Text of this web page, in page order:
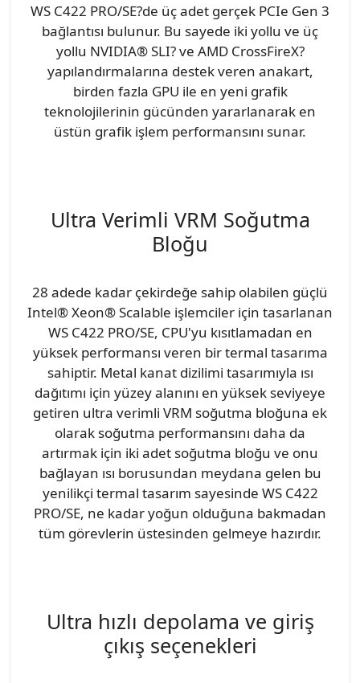
WS C422 PRO/SE?de üç adet gerçek PCIe Gen 3
bağlantısı bulunur. Bu sayede iki yollu ve üç
yollu NVIDIA® SLI? ve AMD CrossFireX?
yapılandırmalarına destek veren anakart,
birden fazla GPU ile en yeni grafik
teknolojilerinin gücünden yararlanarak en
üstün grafik işlem performansını sunar.
Ultra Verimli VRM Soğutma
Bloğu
28 adede kadar çekirdeğe sahip olabilen güçlü
Intel® Xeon® Scalable işlemciler için tasarlanan
WS C422 PRO/SE, CPU'yu kısıtlamadan en
yüksek performansı veren bir termal tasarıma
sahiptir. Metal kanat dizilimi tasarımıyla ısı
dağıtımı için yüzey alanını en yüksek seviyeye
getiren ultra verimli VRM soğutma bloğuna ek
olarak soğutma performansını daha da
artırmak için iki adet soğutma bloğu ve onu
bağlayan ısı borusundan meydana gelen bu
yenilikçi termal tasarım sayesinde WS C422
PRO/SE, ne kadar yoğun olduğuna bakmadan
tüm görevlerin üstesinden gelmeye hazırdır.
Ultra hızlı depolama ve giriş
çıkış seçenekleri